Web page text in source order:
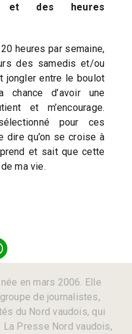
et des heures
heures par semaine,
des samedis et/ou
jongler entre le boulot
d’avoir une
et m’encourage.
pour ces
dire qu’on se croise à
et sait que cette
ma vie.
en mars 2006. Elle
de journalistes,
du Nord vaudois, qui
Presse Nord vaudois,